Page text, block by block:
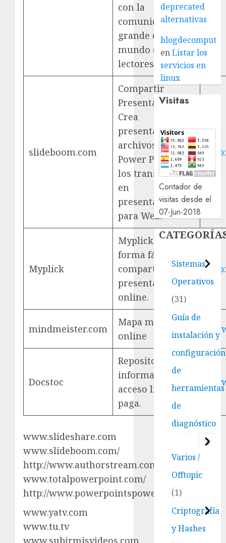
con la
comunidad más
grande del
mundo de
lectores.
slideboom.com
Compartir
Presentaciones.
Crea
presentaciones
archivos de
Power Point y
los transforma
en
presentaciones
para Web.
Myplick
Myplick es una
forma fácil de
compartir
presentaciones
online.
mindmeister.com
Mapa mental
online
Docstoc
Repositorio de
información de
acceso libre y de
paga.
www.slideshare.com
www.slideboom.com/
http://www.authorstream.com/
www.totalpowerpoint.com/
http://www.powerpointspowerpoints.com/
www.yatv.com
www.tu.tv
www.subirmisvideos.com
deprecated
alternativas
enListar los
servicios en
linux
Visitas
Contador de
visitas desde el
07-Jun-2018
Sistemas
Operativos
31
Guía de
instalación y
configuración
de
herramientas
de
diagnóstico
3
Varios /
Offtopic
1
Criptografía
y Hashes